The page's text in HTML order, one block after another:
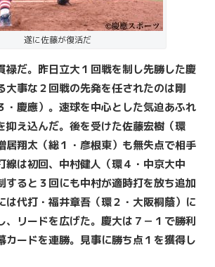
遂に佐藤が復活だ
禄だ。昨日立大１回戦を制し先勝した慶
大事な２回戦の先発を任されたのは剛
・慶應）。速球を中心とした気迫あふれ
抑え込んだ。後を受けた佐藤宏樹（環
居翔太（総１・彦根東）も無失点で相手
線は初回、中村健人（環４・中京大中
すると３回にも中村が適時打を放ち追加
は代打・福井章吾（環２・大阪桐蔭）に
、リードを広げた。慶大は７－１で勝利
カードを連勝。見事に勝ち点１を獲得し